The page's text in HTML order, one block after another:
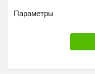
Другое
Параметры